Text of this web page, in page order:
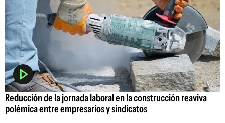
Reducción de la jornada laboral en la construcción reaviva
polémica entre empresarios y sindicatos